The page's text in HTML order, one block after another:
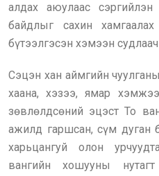
алдах аюулаас
байдлыг сахин
бүтээлгэсэн хэмээн
Сэцэн хан аймгийн
хаана, хэзээ, ямар
зөвлөлдсөний эцэст То
ажилд гаршсан, сүм дуган
харьцангуй олон
вангийн хошууны